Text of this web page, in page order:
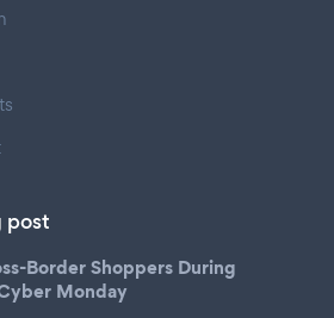
post
Border Shoppers During
Monday